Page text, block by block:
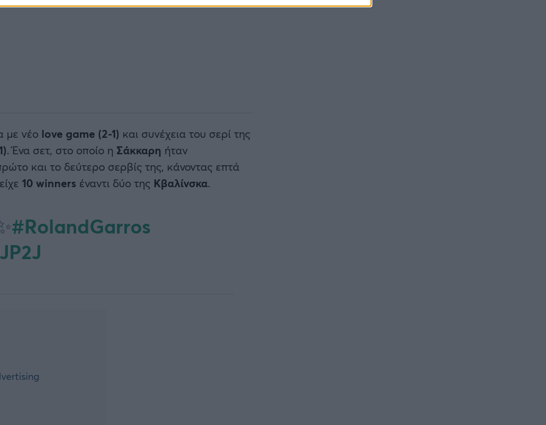
με νέο love game (2-1) και συνέχεια του σερί της
. Ένα σετ, στο οποίο η Σάκκαρη ήταν
και το δεύτερο σερβίς της, κάνοντας επτά
10 winners έναντι δύο της Κβαλίνσκα.
#RolandGarros